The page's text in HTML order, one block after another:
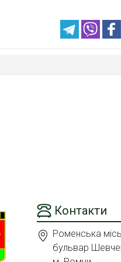
Контакти
Роменська
бульвар